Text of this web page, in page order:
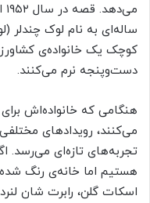
ساله‌ای به نام لوک چندلر
کوچک یک خانواده‌ی
دست‌وپنجه نرم می‌کنند.
هنگامی که خانواده‌اش
می‌کنند، رویدادهای
تجربه‌های تازه‌ای می‌رسد.
هستیم اما خانه‌ی رنگ ‌شده
اسکات گلن، رابرت شان